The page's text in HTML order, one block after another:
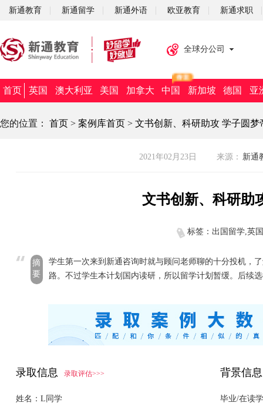
新通教育 新通留学 新通外语 欧亚教育 新通求职
全球分公司
首页 英国 澳大利亚 美国 加拿大 中国 新加坡 德国 亚
您的位置： 首页 > 案例库首页 > 文书创新、科研助攻 学子圆梦
2021年02月23日 来源： 新通
文书创新、科研助
标签：出国留学,英
摘
要
学生第一次来到新通咨询时就与顾问老师聊的十分投机，
路。不过学生本计划国内读研，所以留学计划暂缓。后续
录取信息 录取评估>>>
姓名： L同学
背景信息
毕业/在读